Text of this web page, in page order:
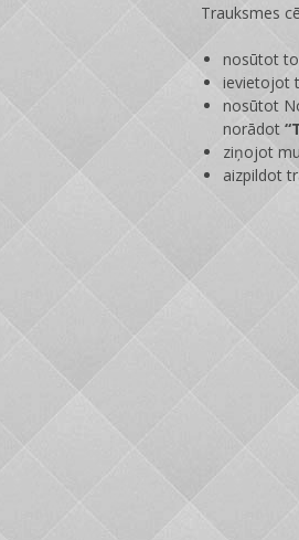
Trauksmes
nosūtot to
ievietojot
nosūtot
norādot
ziņojot
aizpildot